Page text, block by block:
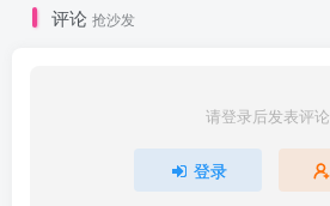
评论 抢沙发
请登录后发表评论
登录